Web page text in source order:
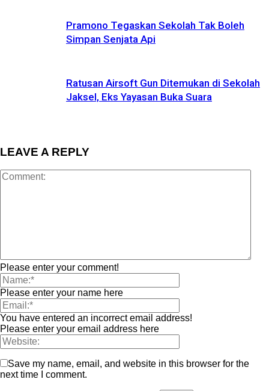
Pramono Tegaskan Sekolah Tak Boleh
Simpan Senjata Api
Ratusan Airsoft Gun Ditemukan di Sekolah
Jaksel, Eks Yayasan Buka Suara
LEAVE A REPLY
Please enter your comment!
Please enter your name here
You have entered an incorrect email address!
Please enter your email address here
Save my name, email, and website in this browser for the
next time I comment.